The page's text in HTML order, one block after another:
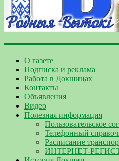
О газете
Подписка и реклама
Работа в Докшицах
Контакты
Объявления
Видео
Полезная информация
Пользовательское
Телефонный
Расписание
ИНТЕРНЕТ-